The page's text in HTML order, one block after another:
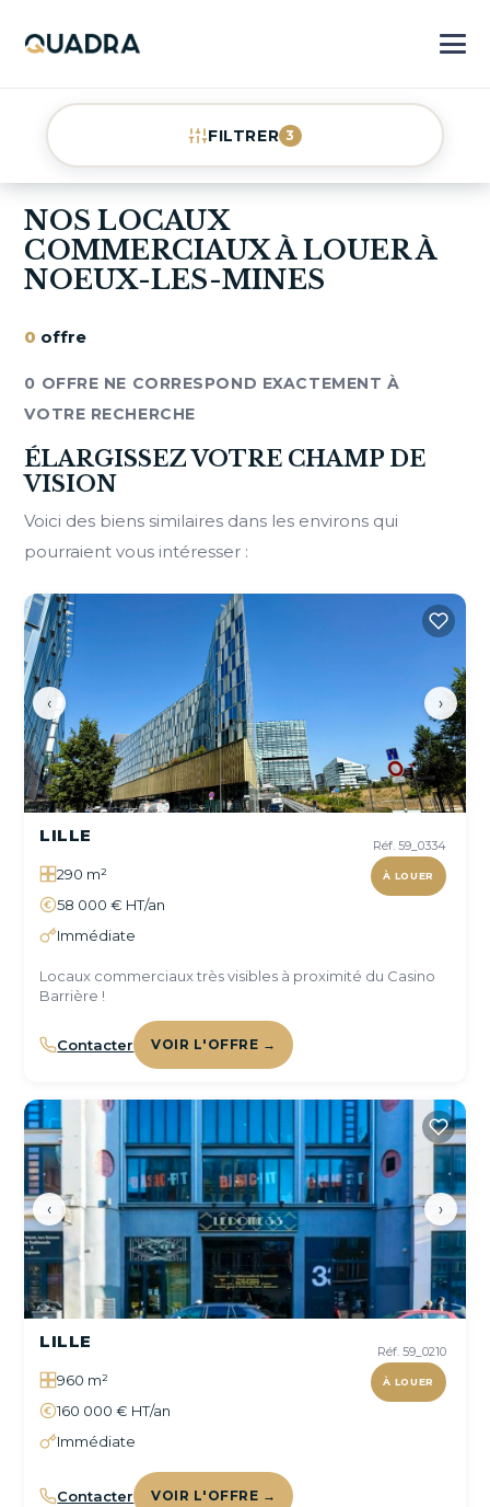
FILTRER 3
NOS LOCAUX
COMMERCIAUX À LOUER À
NOEUX-LES-MINES
0 offre
0 OFFRE NE CORRESPOND EXACTEMENT À
VOTRE RECHERCHE
ÉLARGISSEZ VOTRE CHAMP DE
VISION
Voici des biens similaires dans les environs qui
pourraient vous intéresser :
‹ ›
Réf. 59_0334
À LOUER
LILLE
290 m²
58 000 € HT/an
Immédiate
Locaux commerciaux très visibles à proximité du Casino
Barrière !
Contacter VOIR L'OFFRE →
‹ ›
Réf. 59_0210
À LOUER
LILLE
960 m²
160 000 € HT/an
Immédiate
Contacter VOIR L'OFFRE →